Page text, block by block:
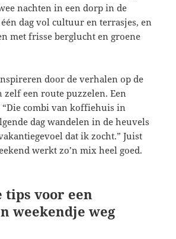
nachten in een dorp in de
dag vol cultuur en terrasjes, en
met frisse berglucht en groene
door de verhalen op de
zelf een route puzzelen. Een
combi van koffiehuis in
dag wandelen in de heuvels
dat ik zocht.” Juist
werkt zo’n mix heel goed.
tips voor een
weekendje weg